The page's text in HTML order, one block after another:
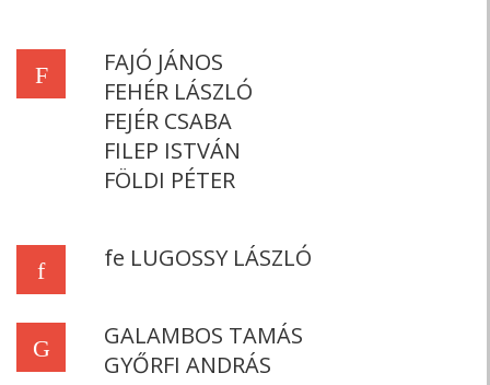
F
FAJÓ JÁNOS
FEHÉR LÁSZLÓ
FEJÉR CSABA
FILEP ISTVÁN
FÖLDI PÉTER
f fe LUGOSSY LÁSZLÓ
G
GALAMBOS TAMÁS
GYŐRFI ANDRÁS